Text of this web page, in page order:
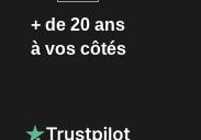
+ de 20 ans
à vos côtés